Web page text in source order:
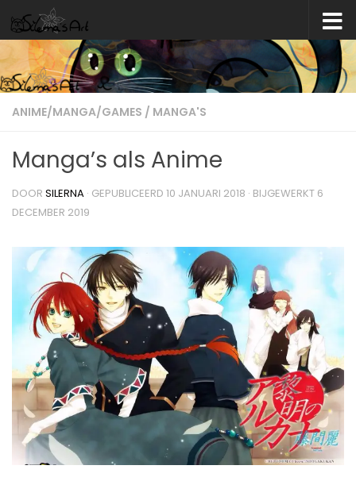
Skip to content
ANIME/MANGA/GAMES / MANGA'S
Manga’s als Anime
DOOR SILERNA · GEPUBLICEERD 10 JANUARI 2018 · BIJGEWERKT 6
DECEMBER 2019